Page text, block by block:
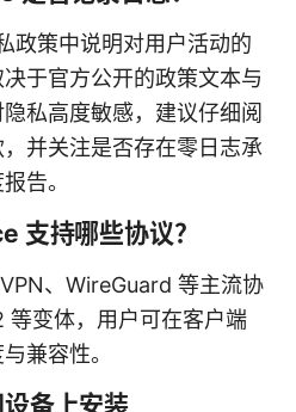
政策中说明对用户活动的
于官方公开的政策文本与
私高度敏感，建议仔细阅
并关注是否存在零日志承
告。
支持哪些协议？
、WireGuard 等主流协
等变体，用户可在客户端
兼容性。
备上安装